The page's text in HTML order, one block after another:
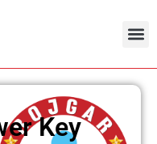
Key